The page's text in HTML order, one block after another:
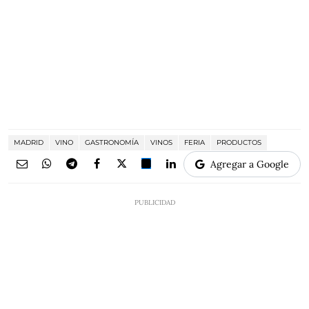
MADRID VINO GASTRONOMÍA VINOS FERIA PRODUCTOS
Agregar a Google